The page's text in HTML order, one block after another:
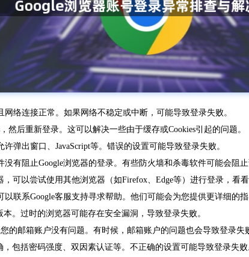
络连接正常。如果网络不稳定或中断，可能导致登录失败。
然后重新登录。这可以解决一些由于缓存或Cookies引起的问题。
弹出窗口、JavaScript等。错误的设置可能导致登录失败。
有阻止Google浏览器的登录。有些防火墙和杀毒软件可能会阻
可以尝试使用其他浏览器（如Firefox、Edge等）进行登录，看看
联系Google客服支持寻求帮助。他们可能会为您提供更详细的指
。过时的浏览器可能存在安全漏洞，导致登录失败。
的邮箱账户没有问题。有时候，邮箱账户的问题也会导致登录失
包括密码强度、双因素认证等。不正确的设置可能导致登录失败